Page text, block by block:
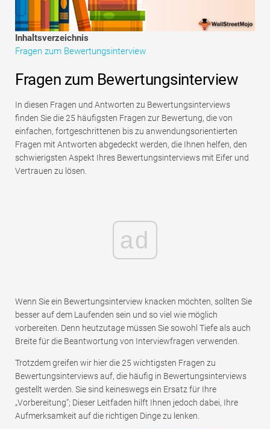
Tutorials zur Finanzmodellierung
Vollständige Form
Inhaltsverzeichnis
Fragen zum Bewertungsinterview
Fragen zum Bewertungsinterview
In diesen Fragen und Antworten zu Bewertungsinterviews
finden Sie die 25 häufigsten Fragen zur Bewertung, die von
einfachen, fortgeschrittenen bis zu anwendungsorientierten
Fragen mit Antworten abgedeckt werden, die Ihnen helfen, den
schwierigsten Aspekt Ihres Bewertungsinterviews mit Eifer und
Vertrauen zu lösen.
ad
Wenn Sie ein Bewertungsinterview knacken möchten, sollten Sie
besser auf dem Laufenden sein und so viel wie möglich
vorbereiten. Denn heutzutage müssen Sie sowohl Tiefe als auch
Breite für die Beantwortung von Interviewfragen verwenden.
Trotzdem greifen wir hier die 25 wichtigsten Fragen zu
Bewertungsinterviews auf, die häufig in Bewertungsinterviews
gestellt werden. Sie sind keineswegs ein Ersatz für Ihre
„Vorbereitung“; Dieser Leitfaden hilft Ihnen jedoch dabei, Ihre
Aufmerksamkeit auf die richtigen Dinge zu lenken.